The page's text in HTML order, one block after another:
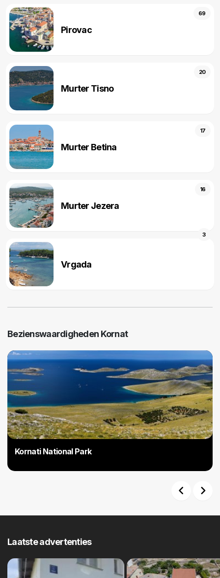
Pirovac
69
Murter Tisno
20
Murter Betina
17
Murter Jezera
16
Vrgada
3
Bezienswaardigheden Kornat
Kornati National Park
Laatste advertenties